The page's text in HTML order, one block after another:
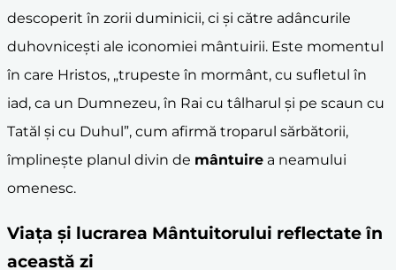
descoperit în zorii duminicii, ci și către adâncurile
duhovnicești ale iconomiei mântuirii. Este momentul
în care Hristos, „trupeste în mormânt, cu sufletul în
iad, ca un Dumnezeu, în Rai cu tâlharul și pe scaun cu
Tatăl și cu Duhul”, cum afirmă troparul sărbătorii,
împlinește planul divin de mântuire a neamului
omenesc.
Viața și lucrarea Mântuitorului reflectate în
această zi